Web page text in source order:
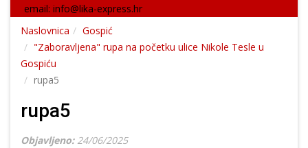
email: info@lika-express.hr
Naslovnica
Gospić
"Zaboravljena" rupa na početku ulice Nikole Tesle u
Gospiću
rupa5
rupa5
Objavljeno: 24/06/2025